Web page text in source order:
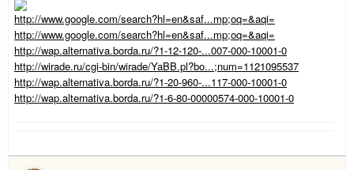
http://www.google.com/search?hl=en&saf...mp;oq=&aqi=
http://www.google.com/search?hl=en&saf...mp;oq=&aqi=
http://wap.alternativa.borda.ru/?1-12-120-...007-000-10001-0
http://wirade.ru/cgi-bin/wirade/YaBB.pl?bo...;num=1121095537
http://wap.alternativa.borda.ru/?1-20-960-...117-000-10001-0
http://wap.alternativa.borda.ru/?1-6-80-00000574-000-10001-0